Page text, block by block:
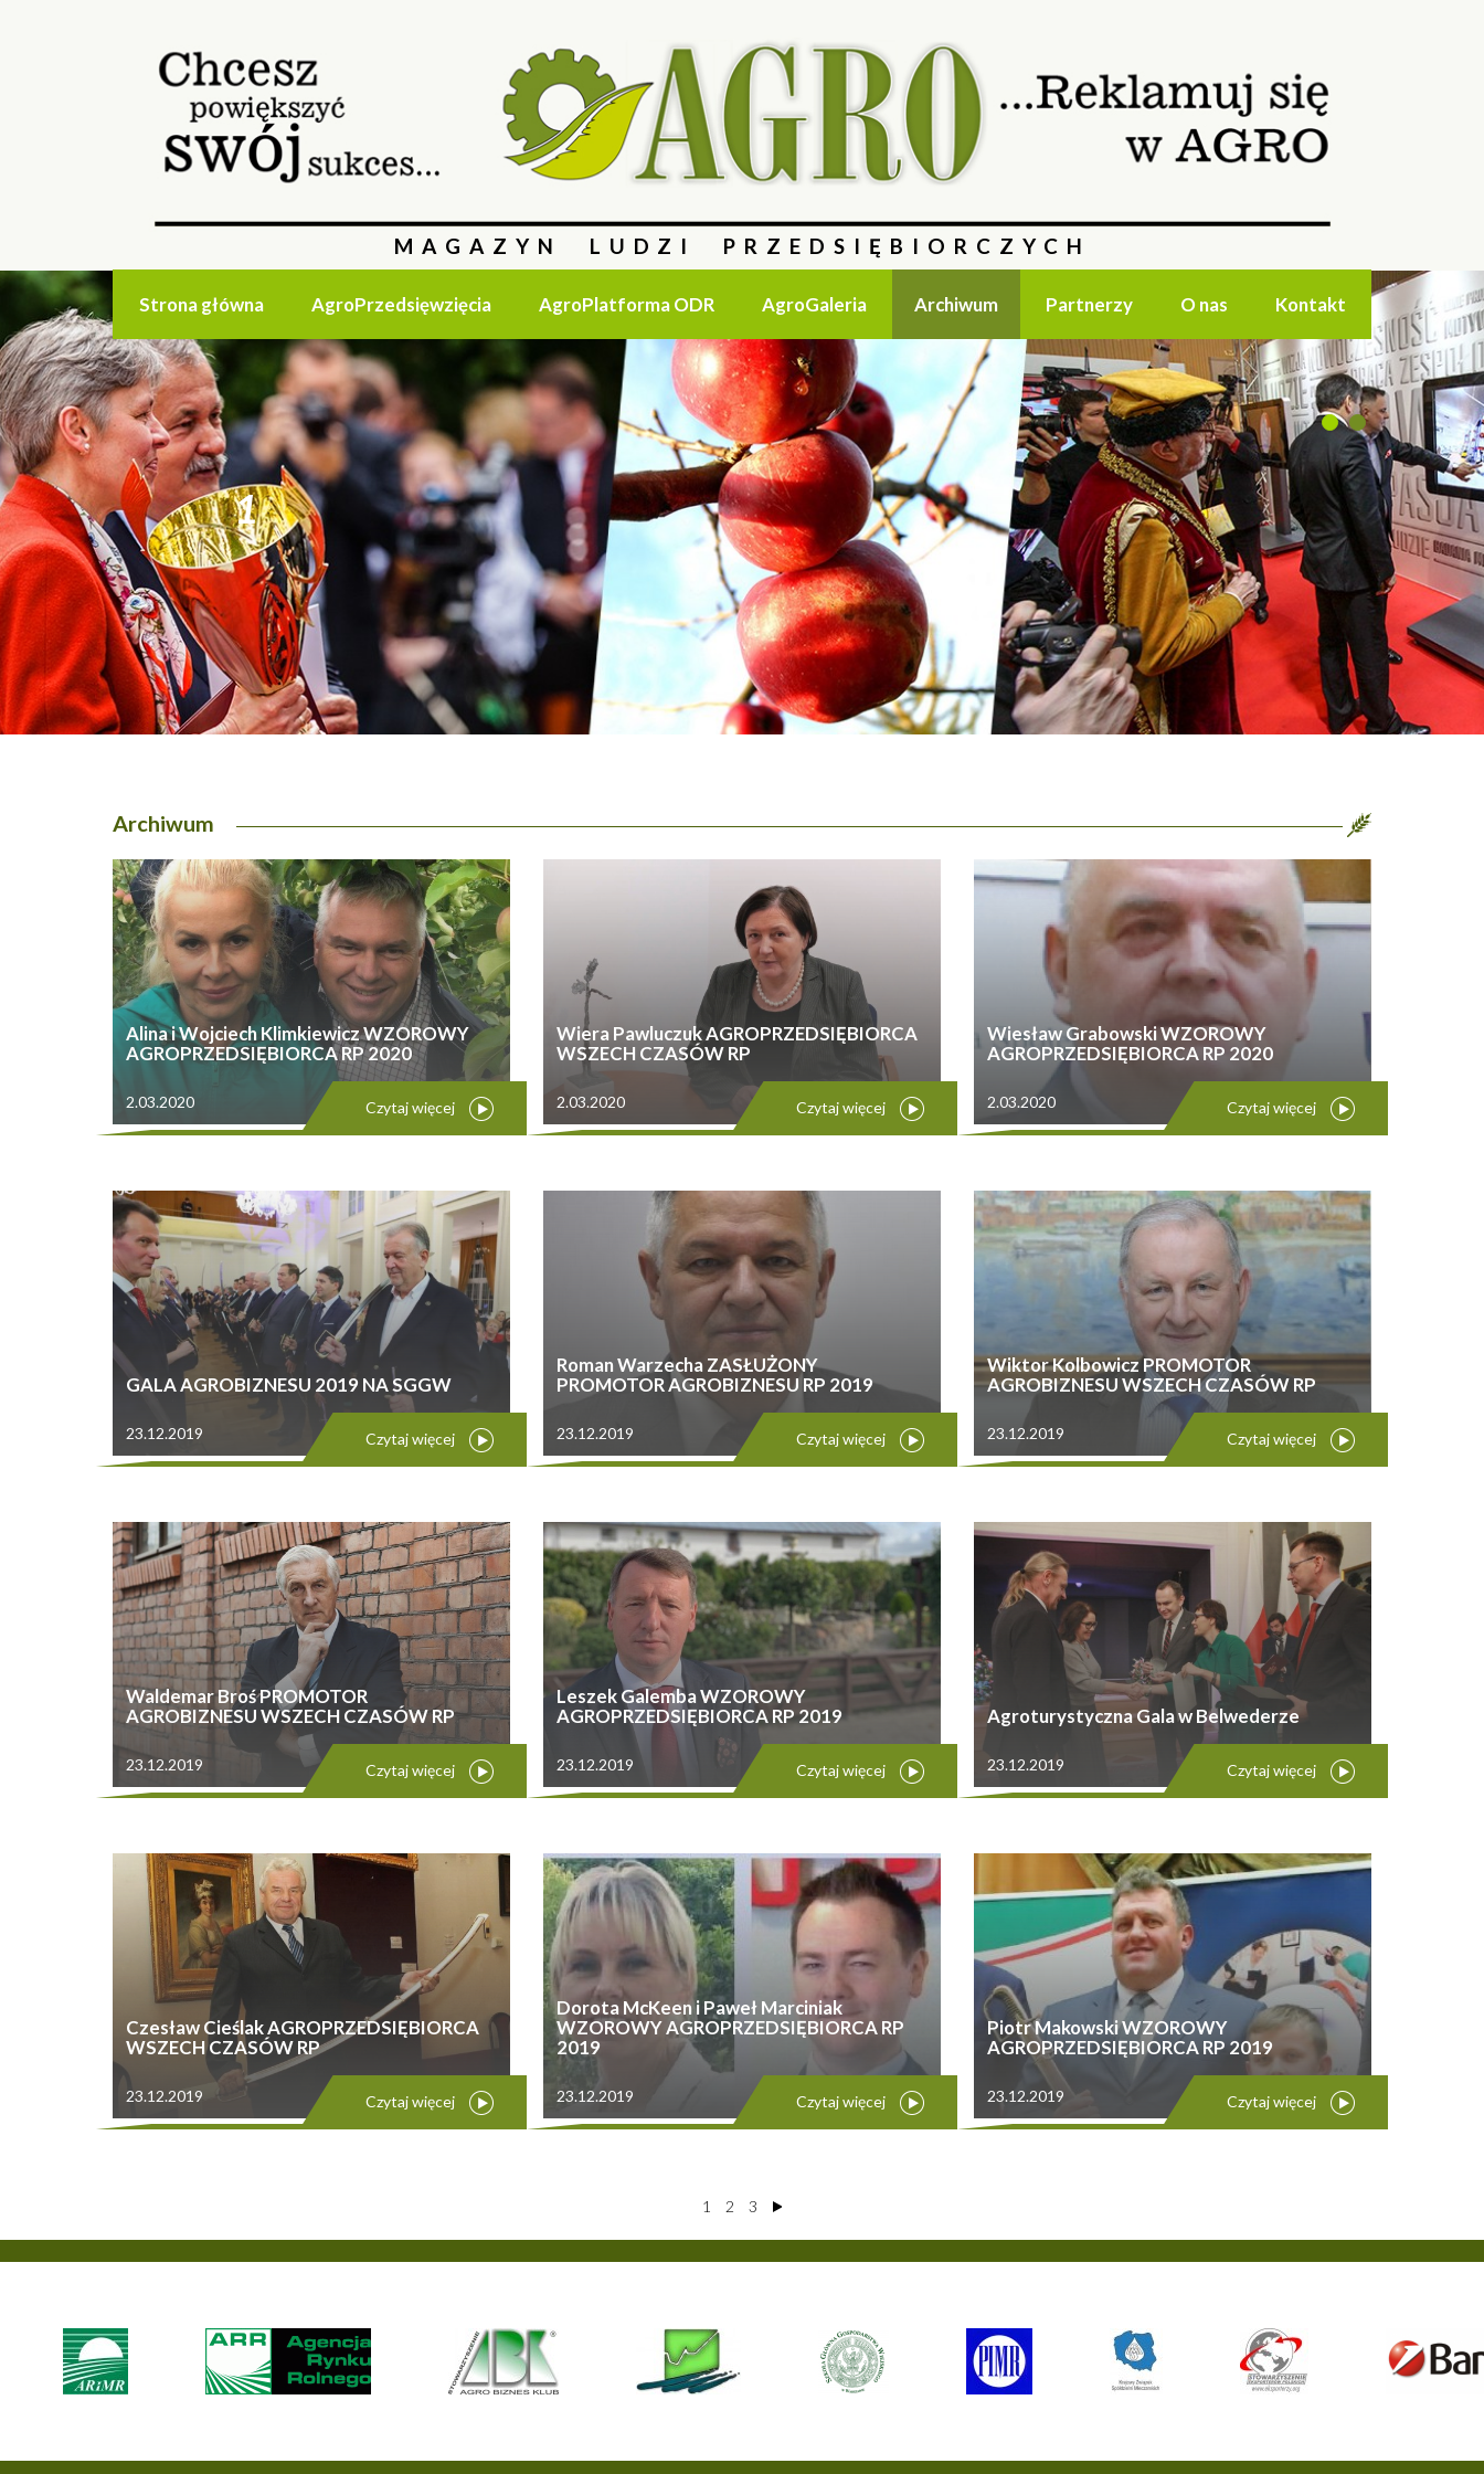
MAGAZYN LUDZI PRZEDSIĘBIORCZYCH
Strona główna AgroPrzedsięwzięcia AgroPlatforma ODR AgroGaleria Archiwum Partnerzy O nas Kontakt
1
2
1 2
Archiwum
Alina i Wojciech Klimkiewicz WZOROWY
AGROPRZEDSIĘBIORCA RP 2020
2.03.2020 Czytaj więcej
Wiera Pawluczuk AGROPRZEDSIĘBIORCA
WSZECH CZASÓW RP
2.03.2020 Czytaj więcej
Wiesław Grabowski WZOROWY
AGROPRZEDSIĘBIORCA RP 2020
2.03.2020 Czytaj więcej
GALA AGROBIZNESU 2019 NA SGGW
23.12.2019 Czytaj więcej
Roman Warzecha ZASŁUŻONY
PROMOTOR AGROBIZNESU RP 2019
23.12.2019 Czytaj więcej
Wiktor Kolbowicz PROMOTOR
AGROBIZNESU WSZECH CZASÓW RP
23.12.2019 Czytaj więcej
Waldemar Broś PROMOTOR
AGROBIZNESU WSZECH CZASÓW RP
23.12.2019 Czytaj więcej
Leszek Galemba WZOROWY
AGROPRZEDSIĘBIORCA RP 2019
23.12.2019 Czytaj więcej
Agroturystyczna Gala w Belwederze
23.12.2019 Czytaj więcej
Czesław Cieślak AGROPRZEDSIĘBIORCA
WSZECH CZASÓW RP
23.12.2019 Czytaj więcej
Dorota McKeen i Paweł Marciniak
WZOROWY AGROPRZEDSIĘBIORCA RP
2019
23.12.2019 Czytaj więcej
Piotr Makowski WZOROWY
AGROPRZEDSIĘBIORCA RP 2019
23.12.2019 Czytaj więcej
1 2 3